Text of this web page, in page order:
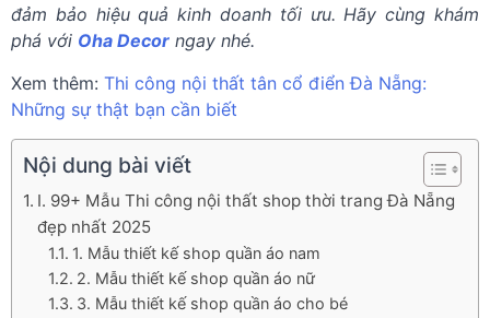
đảm bảo hiệu quả kinh doanh tối ưu. Hãy cùng khám
phá với Oha Decor ngay nhé.
Xem thêm: Thi công nội thất tân cổ điển Đà Nẵng:
Những sự thật bạn cần biết
Nội dung bài viết
I. 99+ Mẫu Thi công nội thất shop thời trang Đà Nẵng
đẹp nhất 2025
1. Mẫu thiết kế shop quần áo nam
2. Mẫu thiết kế shop quần áo nữ
3. Mẫu thiết kế shop quần áo cho bé